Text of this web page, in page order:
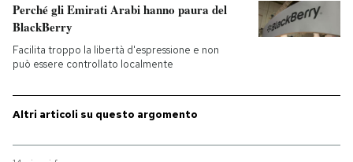
Perché gli Emirati Arabi hanno paura del
BlackBerry
Facilita troppo la libertà d'espressione e non
può essere controllato localmente
Altri articoli su questo argomento